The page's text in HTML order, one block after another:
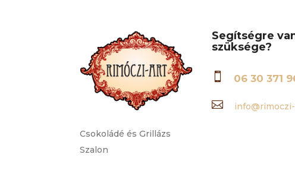
Csokoládé és Grillázs
Szalon
Segítségre
szüksége?
 06 30 371
